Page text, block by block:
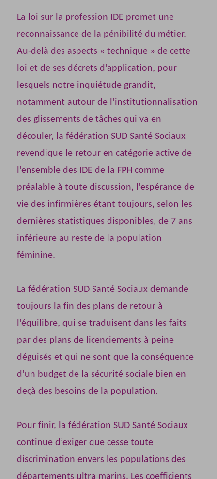
La loi sur la profession IDE promet une
reconnaissance de la pénibilité du métier.
Au-delà des aspects « technique » de cette
loi et de ses décrets d’application, pour
lesquels notre inquiétude grandit,
notamment autour de l’institutionnalisation
des glissements de tâches qui va en
découler, la fédération SUD Santé Sociaux
revendique le retour en catégorie active de
l’ensemble des IDE de la FPH comme
préalable à toute discussion, l’espérance de
vie des infirmières étant toujours, selon les
dernières statistiques disponibles, de 7 ans
inférieure au reste de la population
féminine.
La fédération SUD Santé Sociaux demande
toujours la fin des plans de retour à
l’équilibre, qui se traduisent dans les faits
par des plans de licenciements à peine
déguisés et qui ne sont que la conséquence
d’un budget de la sécurité sociale bien en
deçà des besoins de la population.
Pour finir, la fédération SUD Santé Sociaux
continue d’exiger que cesse toute
discrimination envers les populations des
départements ultra marins. Les coefficients